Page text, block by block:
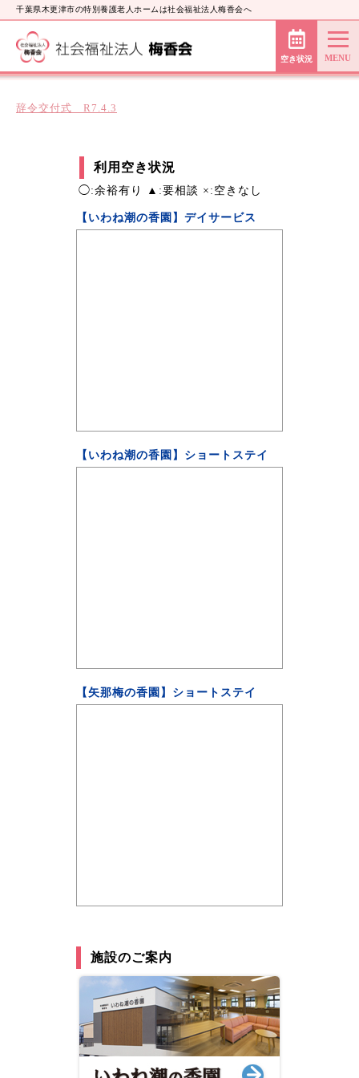
千葉県木更津市の特別養護老人ホームは社会福祉法人梅香会へ
空き状況
利用空き状況
◯:余裕有り ▲:要相談 ×:空きなし
【いわね潮の香園】デイサービス
【いわね潮の香園】ショートステイ
【矢那梅の香園】ショートステイ
施設のご案内
辞令交付式 R7.4.3